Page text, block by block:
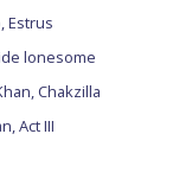
Estrus
lonesome
Chakzilla
Act III